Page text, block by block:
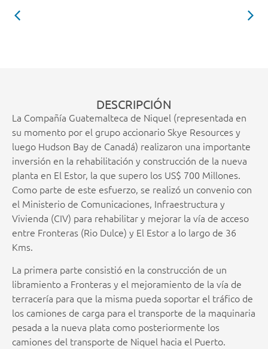
DESCRIPCIÓN
La Compañía Guatemalteca de Niquel (representada en
su momento por el grupo accionario Skye Resources y
luego Hudson Bay de Canadá) realizaron una importante
inversión en la rehabilitación y construcción de la nueva
planta en El Estor, la que supero los US$ 700 Millones.
Como parte de este esfuerzo, se realizó un convenio con
el Ministerio de Comunicaciones, Infraestructura y
Vivienda (CIV) para rehabilitar y mejorar la vía de acceso
entre Fronteras (Rio Dulce) y El Estor a lo largo de 36
Kms.
La primera parte consistió en la construcción de un
libramiento a Fronteras y el mejoramiento de la vía de
terracería para que la misma pueda soportar el tráfico de
los camiones de carga para el transporte de la maquinaria
pesada a la nueva plata como posteriormente los
camiones del transporte de Niquel hacia el Puerto.